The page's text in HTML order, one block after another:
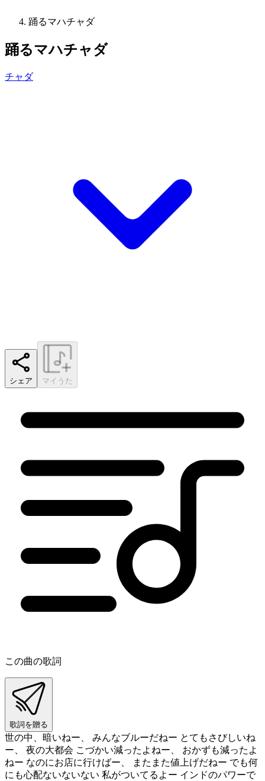
踊るマハチャダ
踊るマハチャダ
チャダ
シェア マイうた
この曲の歌詞
歌詞を贈る
世の中、暗いねー、 みんなブルーだねー とてもさびしいね
ー、 夜の大都会 こづかい減ったよねー、 おかずも減ったよ
ねー なのにお店に行けばー、 またまた値上げだねー でも何
にも心配ないないない 私がついてるよー インドのパワーで